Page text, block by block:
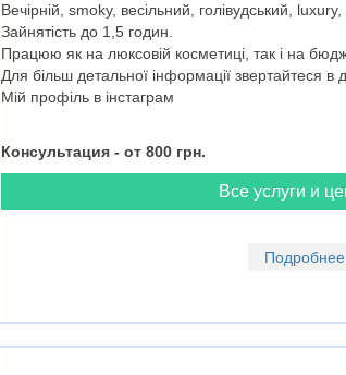
Вечірній, smoky, весільний, голівудський,
Зайнятість до 1,5 годин.
Працюю як на люксовій косметиці, так і на
Для більш детальної інформації звертайтеся в
Мій профіль в інстаграм
Консультация - от 800 грн.
Все услуги и
Подробнее